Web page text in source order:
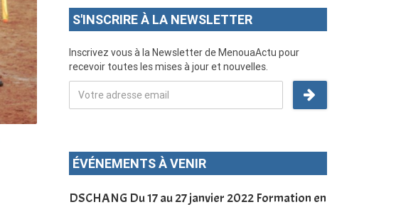
S'INSCRIRE À LA NEWSLETTER
Inscrivez vous à la Newsletter de MenouaActu pour
recevoir toutes les mises à jour et nouvelles.
ÉVÉNEMENTS À VENIR
DSCHANG Du 17 au 27 janvier 2022 Formation en